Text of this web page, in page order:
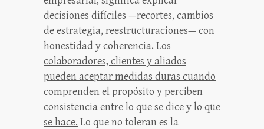
decisiones difíciles —recortes, cambios
de estrategia, reestructuraciones— con
honestidad y coherencia. Los
colaboradores, clientes y aliados
pueden aceptar medidas duras cuando
comprenden el propósito y perciben
consistencia entre lo que se dice y lo que
se hace. Lo que no toleran es la